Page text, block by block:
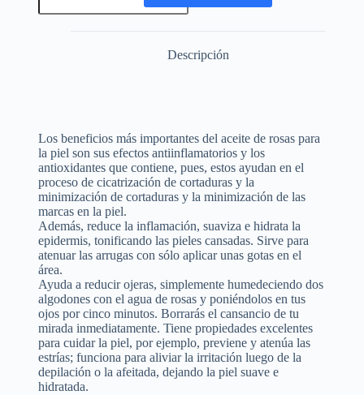
Descripción
Los beneficios más importantes del aceite de rosas para
la piel son sus efectos antiinflamatorios y los
antioxidantes que contiene, pues, estos ayudan en el
proceso de cicatrización de cortaduras y la
minimización de cortaduras y la minimización de las
marcas en la piel.
Además, reduce la inflamación, suaviza e hidrata la
epidermis, tonificando las pieles cansadas. Sirve para
atenuar las arrugas con sólo aplicar unas gotas en el
área.
Ayuda a reducir ojeras, simplemente humedeciendo dos
algodones con el agua de rosas y poniéndolos en tus
ojos por cinco minutos. Borrarás el cansancio de tu
mirada inmediatamente. Tiene propiedades excelentes
para cuidar la piel, por ejemplo, previene y atenúa las
estrías; funciona para aliviar la irritación luego de la
depilación o la afeitada, dejando la piel suave e
hidratada.